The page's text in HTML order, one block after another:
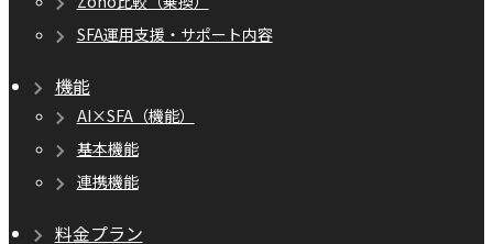
SFA運用支援・サポート内容
機能
AI×SFA（機能）
基本機能
連携機能
料金プラン